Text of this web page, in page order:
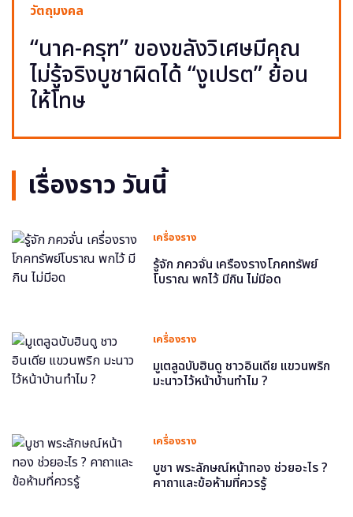
วัตถุมงคล
“นาค-ครุฑ” ของขลังวิเศษมีคุณ
ไม่รู้จริงบูชาผิดได้ “งูเปรต” ย้อน
ให้โทษ
เรื่องราว วันนี้
เครื่องราง
รู้จัก ภควจั่น เครื่องรางโภคทรัพย์
โบราณ พกไว้ มีกิน ไม่มีอด
เครื่องราง
มูเตลูฉบับฮินดู ชาวอินเดีย แขวนพริก
มะนาวไว้หน้าบ้านทำไม ?
เครื่องราง
บูชา พระลักษณ์หน้าทอง ช่วยอะไร ?
คาถาและข้อห้ามที่ควรรู้